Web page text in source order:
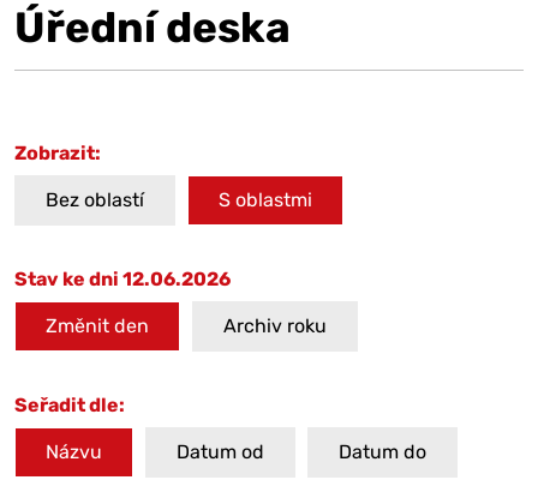
Úřední deska
Zobrazit:
Bez oblastí S oblastmi
Stav ke dni 12.06.2026
Změnit den Archiv roku
Seřadit dle:
Názvu Datum od Datum do